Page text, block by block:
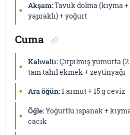
Akşam:Tavuk dolma (kıyma
yapraklı) + yoğurt
Cuma
Kahvaltı:Çırpılmış yumurta
tam tahıl ekmek + zeytinyağı
Ara öğün:1 armut + 15 g ceviz
Öğle:Yoğurtlu ıspanak +
cacık